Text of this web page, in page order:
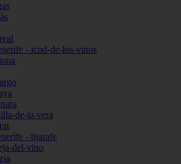
- icod-de-los-vinos
de-la-vera
- tijarafe
del-vino